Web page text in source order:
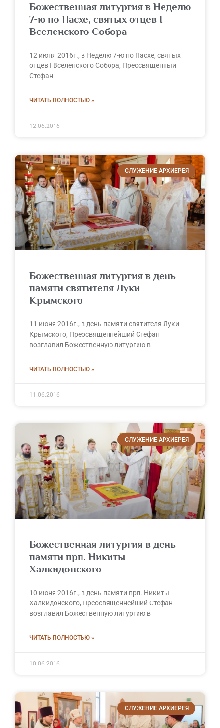
Божественная литургия в Неделю
7-ю по Пасхе, святых отцев I
Вселенского Собора
12 июня 2016г., в Неделю 7-ю по Пасхе, святых
отцев I Вселенского Собора, Преосвященный
Стефан
ЧИТАТЬ ПОЛНОСТЬЮ »
12.06.2016
СЛУЖЕНИЕ АРХИЕРЕЯ
Божественная литургия в день
памяти святителя Луки
Крымского
11 июня 2016г., в день памяти святителя Луки
Крымского, Преосвященнейший Стефан
возглавил Божественную литургию в
ЧИТАТЬ ПОЛНОСТЬЮ »
11.06.2016
СЛУЖЕНИЕ АРХИЕРЕЯ
Божественная литургия в день
памяти прп. Никиты
Халкидонского
10 июня 2016г., в день памяти прп. Никиты
Халкидонского, Преосвященнейший Стефан
возглавил Божественную литургию в
ЧИТАТЬ ПОЛНОСТЬЮ »
10.06.2016
СЛУЖЕНИЕ АРХИЕРЕЯ